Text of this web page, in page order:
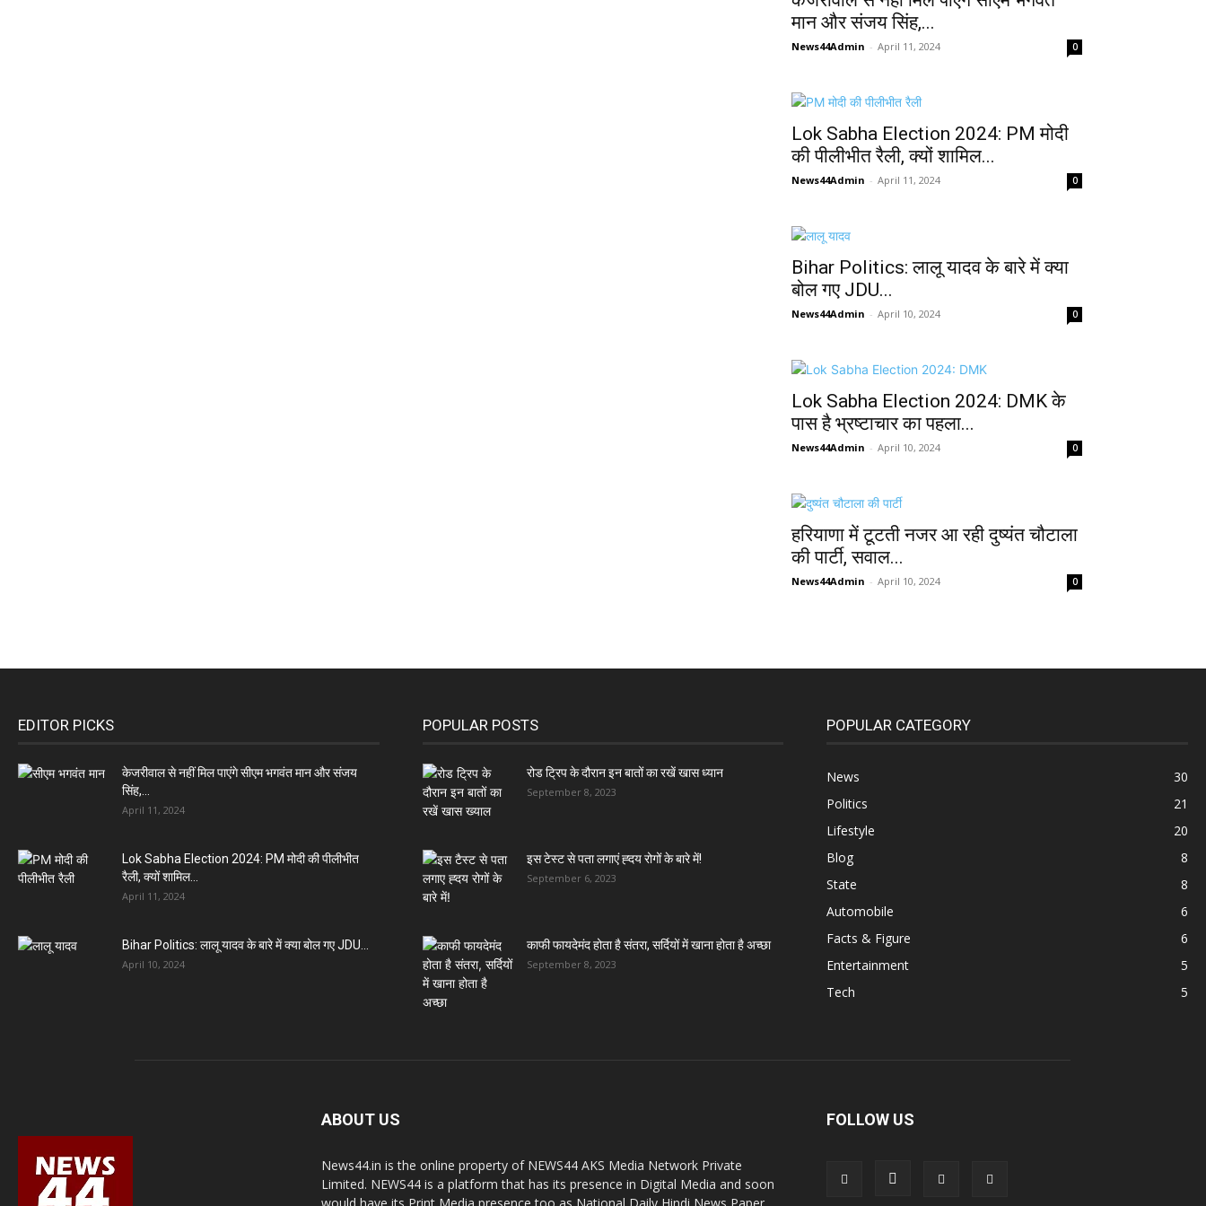
मान और संजय सिंह,...
News44Admin - April 11, 2024 0
Lok Sabha Election 2024: PM मोदी
की पीलीभीत रैली, क्यों शामिल...
News44Admin - April 11, 2024 0
Bihar Politics: लालू यादव के बारे में क्या
बोल गए JDU...
News44Admin - April 10, 2024 0
Lok Sabha Election 2024: DMK के
पास है भ्रष्टाचार का पहला...
News44Admin - April 10, 2024 0
हरियाणा में टूटती नजर आ रही दुष्यंत चौटाला
की पार्टी, सवाल...
News44Admin - April 10, 2024 0
EDITOR PICKS
केजरीवाल से नहीं मिल पाएंगे सीएम भगवंत मान और संजय
सिंह,...
April 11, 2024
Lok Sabha Election 2024: PM मोदी की पीलीभीत
रैली, क्यों शामिल...
April 11, 2024
Bihar Politics: लालू यादव के बारे में क्या बोल गए JDU...
April 10, 2024
POPULAR POSTS
रोड ट्रिप के दौरान इन बातों का रखें खास ध्यान
September 8, 2023
इस टेस्ट से पता लगाएं ह्दय रोगों के बारे में!
September 6, 2023
काफी फायदेमंद होता है संतरा, सर्दियों में खाना होता है अच्छा
September 8, 2023
POPULAR CATEGORY
News
30
Politics
21
Lifestyle
20
Blog
8
State
8
Automobile
6
Facts & Figure
6
Entertainment
5
Tech
5
ABOUT US
News44.in is the online property of NEWS44 AKS Media Network Private
Limited. NEWS44 is a platform that has its presence in Digital Media and soon
FOLLOW US